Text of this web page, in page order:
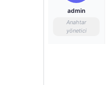
admin
Anahtar
yönetici